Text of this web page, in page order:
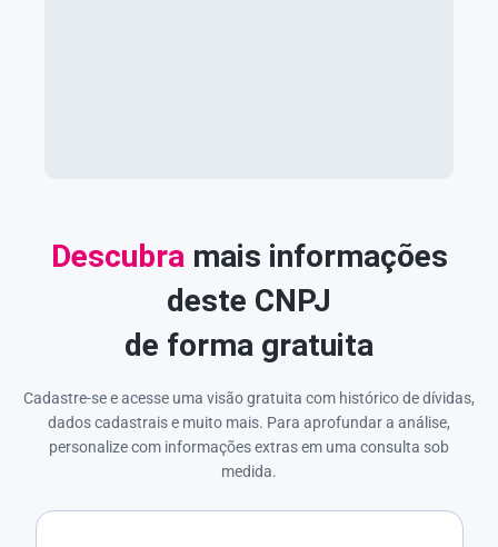
Descubra mais informações
deste CNPJ
de forma gratuita
Cadastre-se e acesse uma visão gratuita com histórico de dívidas,
dados cadastrais e muito mais. Para aprofundar a análise,
personalize com informações extras em uma consulta sob
medida.